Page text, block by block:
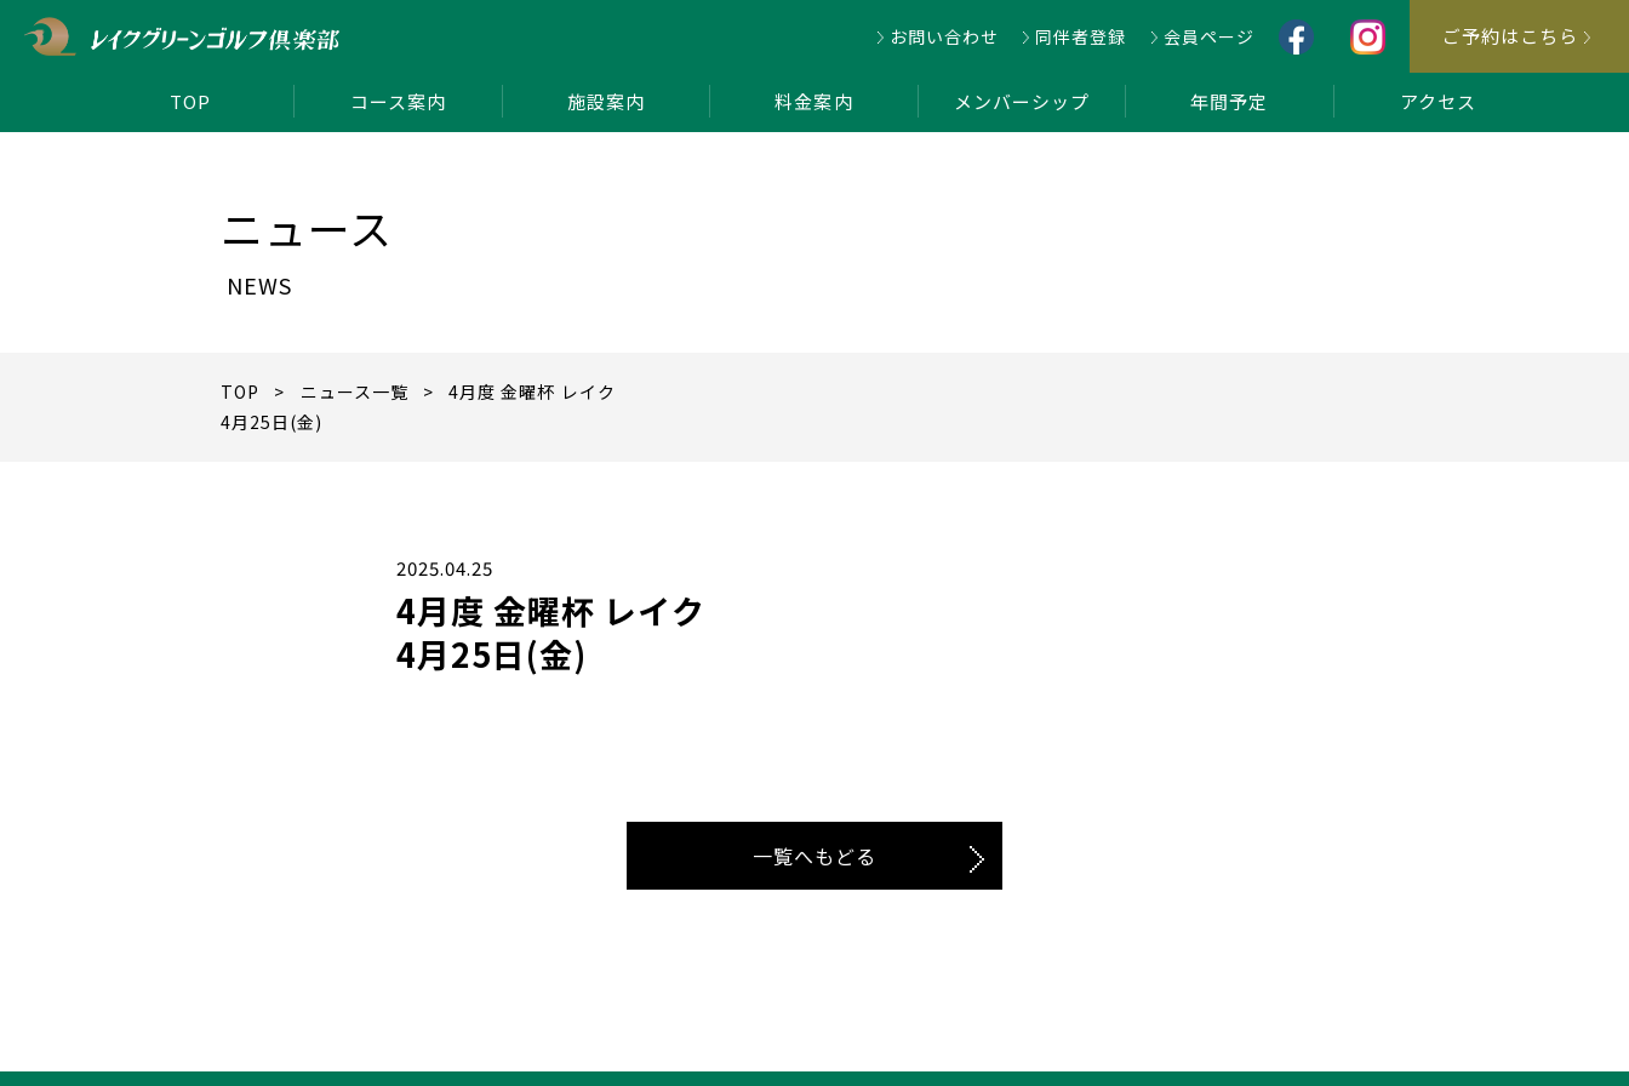
お問い合わせ 同伴者登録 会員ページ ご予約はこちら
TOP コース案内 施設案内 料金案内 メンバーシップ 年間予定 アクセス
ニュース
NEWS
TOP > ニュース一覧 > 4月度 金曜杯 レイク
4月25日(金)
2025.04.25
4月度 金曜杯 レイク
4月25日(金)
一覧へもどる